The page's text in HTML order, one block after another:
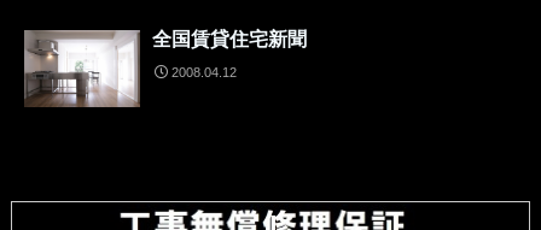
全国賃貸住宅新聞
2008.04.12